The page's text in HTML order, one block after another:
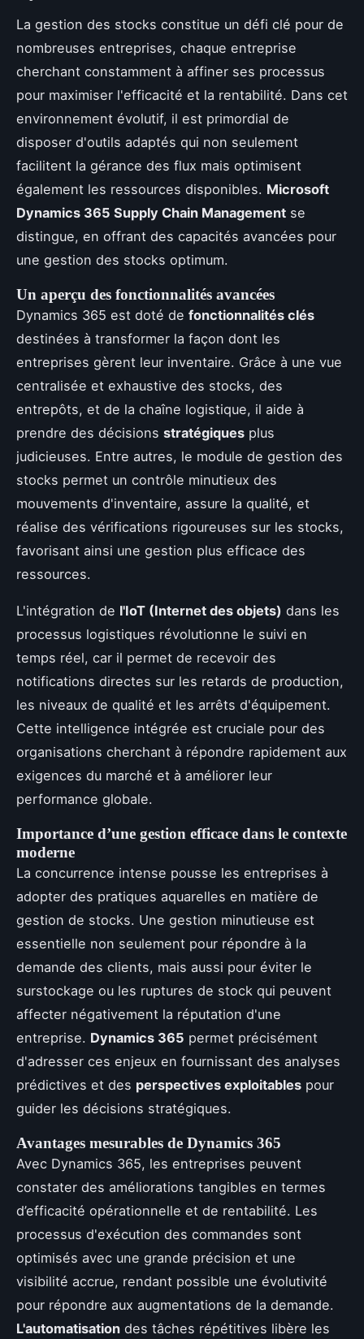
La gestion des stocks constitue un défi clé pour de
nombreuses entreprises, chaque entreprise
cherchant constamment à affiner ses processus
pour maximiser l'efficacité et la rentabilité. Dans cet
environnement évolutif, il est primordial de
disposer d'outils adaptés qui non seulement
facilitent la gérance des flux mais optimisent
également les ressources disponibles. Microsoft
Dynamics 365 Supply Chain Management se
distingue, en offrant des capacités avancées pour
une gestion des stocks optimum.
Un aperçu des fonctionnalités avancées
Dynamics 365 est doté de fonctionnalités clés
destinées à transformer la façon dont les
entreprises gèrent leur inventaire. Grâce à une vue
centralisée et exhaustive des stocks, des
entrepôts, et de la chaîne logistique, il aide à
prendre des décisions stratégiques plus
judicieuses. Entre autres, le module de gestion des
stocks permet un contrôle minutieux des
mouvements d'inventaire, assure la qualité, et
réalise des vérifications rigoureuses sur les stocks,
favorisant ainsi une gestion plus efficace des
ressources.
L'intégration de l'IoT (Internet des objets) dans les
processus logistiques révolutionne le suivi en
temps réel, car il permet de recevoir des
notifications directes sur les retards de production,
les niveaux de qualité et les arrêts d'équipement.
Cette intelligence intégrée est cruciale pour des
organisations cherchant à répondre rapidement aux
exigences du marché et à améliorer leur
performance globale.
Importance d’une gestion efficace dans le contexte
moderne
La concurrence intense pousse les entreprises à
adopter des pratiques aquarelles en matière de
gestion de stocks. Une gestion minutieuse est
essentielle non seulement pour répondre à la
demande des clients, mais aussi pour éviter le
surstockage ou les ruptures de stock qui peuvent
affecter négativement la réputation d'une
entreprise. Dynamics 365 permet précisément
d'adresser ces enjeux en fournissant des analyses
prédictives et des perspectives exploitables pour
guider les décisions stratégiques.
Avantages mesurables de Dynamics 365
Avec Dynamics 365, les entreprises peuvent
constater des améliorations tangibles en termes
d’efficacité opérationnelle et de rentabilité. Les
processus d'exécution des commandes sont
optimisés avec une grande précision et une
visibilité accrue, rendant possible une évolutivité
pour répondre aux augmentations de la demande.
L'automatisation des tâches répétitives libère les